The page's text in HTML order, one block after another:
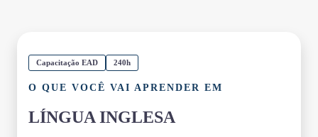
Capacitação EAD 240h
O QUE VOCÊ VAI APRENDER EM
LÍNGUA INGLESA